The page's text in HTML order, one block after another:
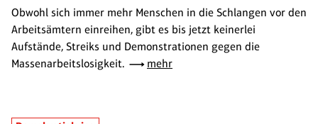
Obwohl sich immer mehr Menschen in die Schlangen vor den
Arbeitsämtern einreihen, gibt es bis jetzt keinerlei
Aufstände, Streiks und Demonstrationen gegen die
Massenarbeitslosigkeit.
mehr